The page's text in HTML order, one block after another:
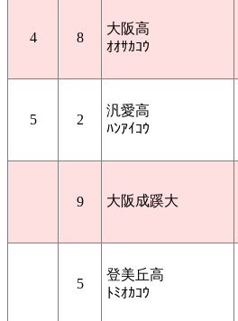
4 8
大阪高
ｵｵｻｶｺｳ
5 2
汎愛高
ﾊﾝｱｲｺｳ
9 大阪成蹊大
5
登美丘高
ﾄﾐｵｶｺｳ